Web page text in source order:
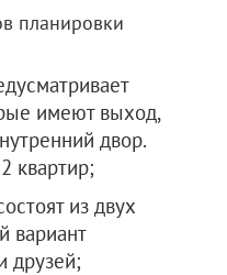
планировки
имеют выход,
двор.
квартир;
из двух
вариант
друзей;